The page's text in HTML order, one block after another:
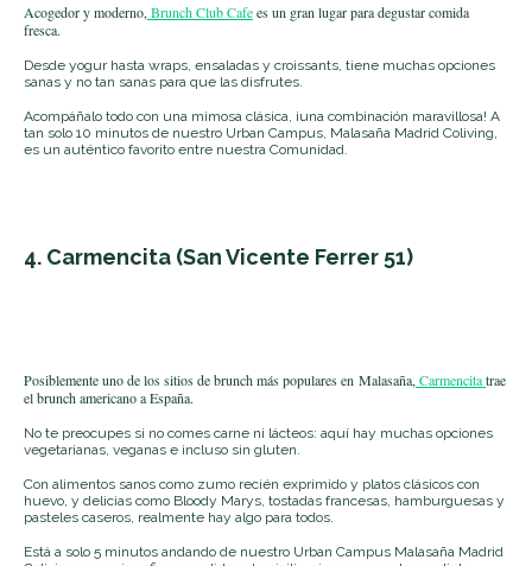
Acogedor y moderno, Brunch Club Cafees un gran lugar para degustar comida
fresca.
Desde yogur hasta wraps, ensaladas y croissants, tiene muchas opciones
sanas y no tan sanas para que las disfrutes.
Acompáñalo todo con una mimosa clásica, ¡una combinación maravillosa! A
tan solo 10 minutos de nuestro Urban Campus, Malasaña Madrid Coliving,
es un auténtico favorito entre nuestra Comunidad.
4. Carmencita (San Vicente Ferrer 51)
Posiblemente uno de los sitios de brunch más populares en Malasaña, Carmencitatrae
el brunch americano a España.
No te preocupes si no comes carne ni lácteos: aquí hay muchas opciones
vegetarianas, veganas e incluso sin gluten.
Con alimentos sanos como zumo recién exprimido y platos clásicos con
huevo, y delicias como Bloody Marys, tostadas francesas, hamburguesas y
pasteles caseros, realmente hay algo para todos.
Está a solo 5 minutos andando de nuestro Urban Campus Malasaña Madrid